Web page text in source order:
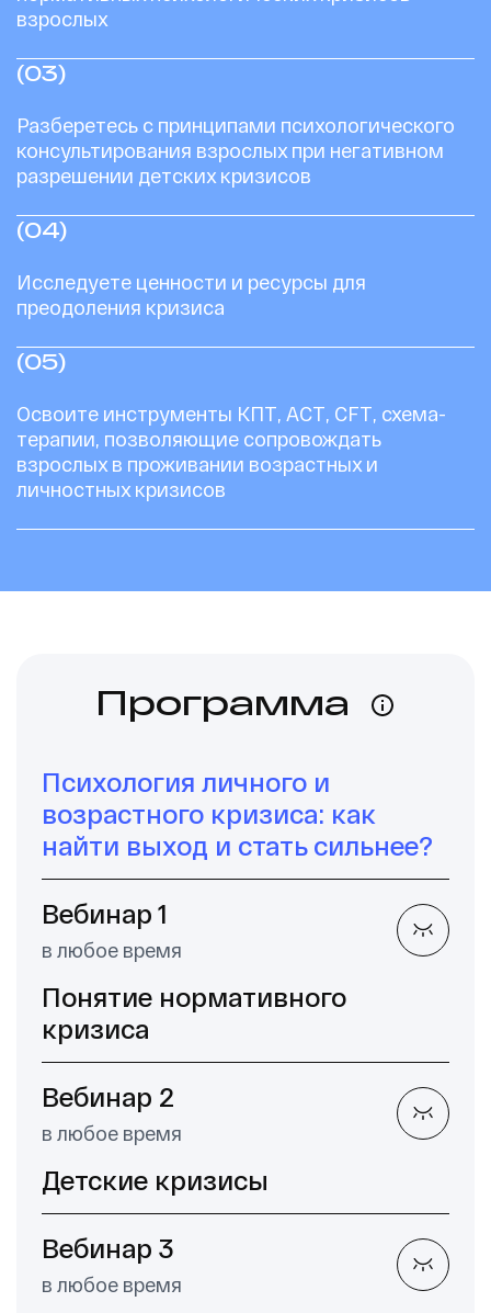
взрослых
(03)
Разберетесь с принципами психологического
консультирования взрослых при негативном
разрешении детских кризисов
(04)
Исследуете ценности и ресурсы для
преодоления кризиса
(05)
Освоите инструменты КПТ, АСТ, CFT, схема-
терапии, позволяющие сопровождать
взрослых в проживании возрастных и
личностных кризисов
Программа
Психология личного и
возрастного кризиса: как
найти выход и стать сильнее?
Вебинар 1
в любое время
Понятие нормативного
кризиса
Вебинар 2
в любое время
Детские кризисы
Вебинар 3
в любое время